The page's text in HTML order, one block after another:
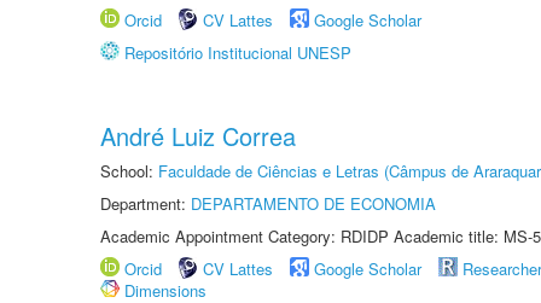
Orcid
CV Lattes
Google Scholar
Repositório Institucional UNESP
André Luiz Correa
School: Faculdade de Ciências e Letras (Câmpus de
Department: DEPARTAMENTO DE ECONOMIA
Academic Appointment Category: RDIDP Academic title: MS-
Orcid
CV Lattes Google Scholar
Dimensions